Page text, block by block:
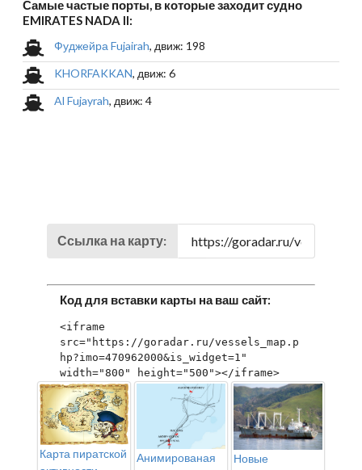
Самые частые порты, в которые заходит судно
EMIRATES NADA II:
Фуджейра Fujairah, движ: 198
KHORFAKKAN, движ: 6
Al Fujayrah, движ: 4
Ссылка на карту:
Код для вставки карты на ваш сайт:
<iframe
src="https://goradar.ru/vessels_map.p
hp?imo=470962000&is_widget=1"
width="800" height="500"></iframe>
Карта пиратской
Анимированая
Новые